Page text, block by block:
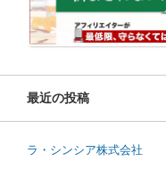
最近の投稿
ラ・シンシア株式会社